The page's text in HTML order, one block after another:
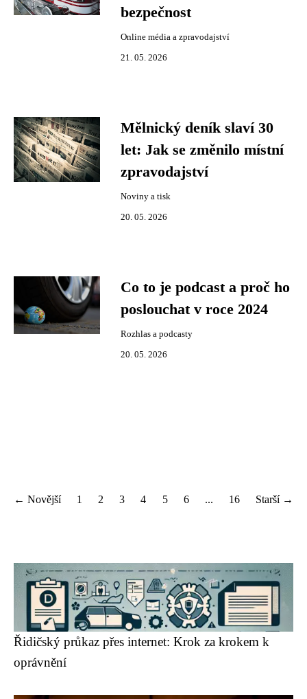
bezpečnost
Online média a zpravodajství
21. 05. 2026
Mělnický deník slaví 30
let: Jak se změnilo místní
zpravodajství
Noviny a tisk
20. 05. 2026
Co to je podcast a proč ho
poslouchat v roce 2024
Rozhlas a podcasty
20. 05. 2026
← Novější 1 2 3 4 5 6 ... 16 Starší →
Řidičský průkaz přes internet: Krok za krokem k
oprávnění